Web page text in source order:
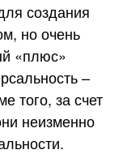
создания
но очень
«плюс»
–
того, за счет
неизменно